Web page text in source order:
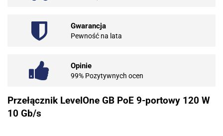
Gwarancja
Pewność na lata
Opinie
99% Pozytywnych ocen
Przełącznik LevelOne GB PoE 9-portowy 120 W
10 Gb/s